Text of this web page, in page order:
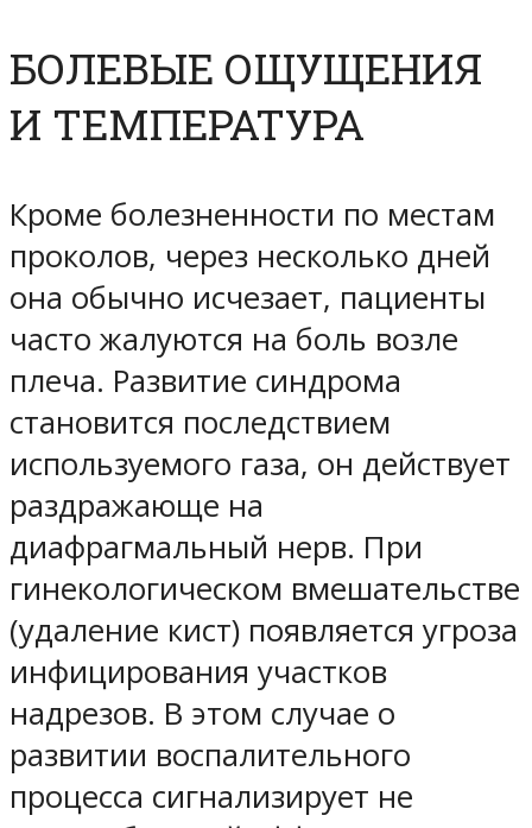
БОЛЕВЫЕ ОЩУЩЕНИЯ
И ТЕМПЕРАТУРА
Кроме болезненности по местам
проколов, через несколько дней
она обычно исчезает, пациенты
часто жалуются на боль возле
плеча. Развитие синдрома
становится последствием
используемого газа, он действует
раздражающе на
диафрагмальный нерв. При
гинекологическом вмешательстве
(удаление кист) появляется угроза
инфицирования участков
надрезов. В этом случае о
развитии воспалительного
процесса сигнализирует не